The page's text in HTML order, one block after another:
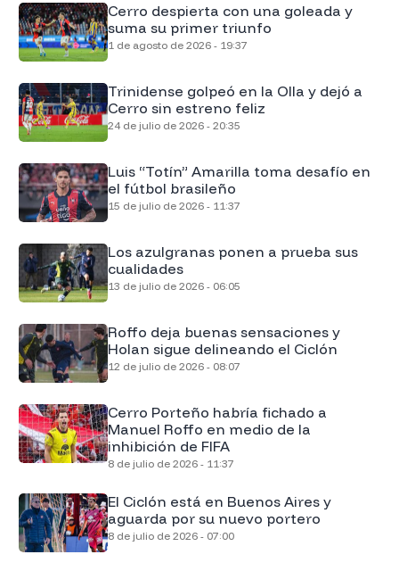
Cerro despierta con una goleada y
suma su primer triunfo
1 de agosto de 2026 - 19:37
Trinidense golpeó en la Olla y dejó a
Cerro sin estreno feliz
24 de julio de 2026 - 20:35
Luis “Totín” Amarilla toma desafío en
el fútbol brasileño
15 de julio de 2026 - 11:37
Los azulgranas ponen a prueba sus
cualidades
13 de julio de 2026 - 06:05
Roffo deja buenas sensaciones y
Holan sigue delineando el Ciclón
12 de julio de 2026 - 08:07
Cerro Porteño habría fichado a
Manuel Roffo en medio de la
inhibición de FIFA
8 de julio de 2026 - 11:37
El Ciclón está en Buenos Aires y
aguarda por su nuevo portero
8 de julio de 2026 - 07:00